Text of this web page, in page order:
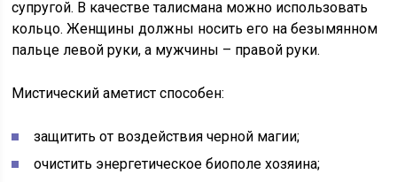
супругой. В качестве талисмана можно использовать
кольцо. Женщины должны носить его на безымянном
пальце левой руки, а мужчины – правой руки.
Мистический аметист способен:
защитить от воздействия черной магии;
очистить энергетическое биополе хозяина;